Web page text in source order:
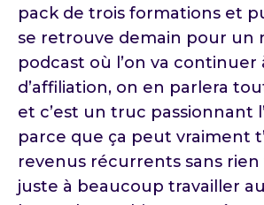
pack de trois formations et
se retrouve demain pour un
podcast où l’on va continuer
d’affiliation, on en parlera
et c’est un truc passionnant
parce que ça peut vraiment
revenus récurrents sans rien
juste à beaucoup travailler